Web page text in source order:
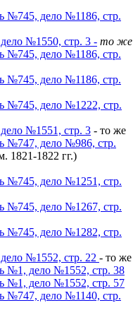
дело №1186, стр.
№1550, стр. 3 - то же
дело №1186, стр.
дело №1186, стр.
дело №1222, стр.
№1551, стр. 3 - то же
дело №986, стр.
1821-1822 гг.)
дело №1251, стр.
дело №1267, стр.
дело №1282, стр.
№1552, стр. 22 - то же
дело №1552, стр. 38
дело №1552, стр. 57
дело №1140, стр.